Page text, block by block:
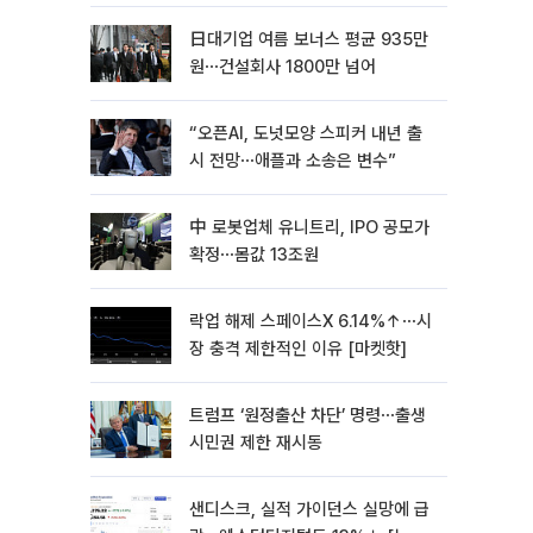
日대기업 여름 보너스 평균 935만
원⋯건설회사 1800만 넘어
“오픈AI, 도넛모양 스피커 내년 출
시 전망⋯애플과 소송은 변수”
中 로봇업체 유니트리, IPO 공모가
확정⋯몸값 13조원
락업 해제 스페이스X 6.14%↑⋯시
장 충격 제한적인 이유 [마켓핫]
트럼프 ‘원정출산 차단’ 명령⋯출생
시민권 제한 재시동
샌디스크, 실적 가이던스 실망에 급